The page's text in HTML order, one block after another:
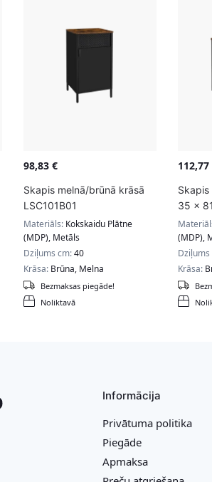
98,83€
Skapis melnā/brūnā krāsā
LSC101B01
Materiāls: Kokskaidu Plātne
(MDP), Metāls
Dziļums cm:40
Krāsa: Brūna, Melna
Noliktavā
Bezmaksas piegāde!
112,77
35 x
(MDP),
Dziļums
Krāsa:
Informācija
Privātuma politika
Piegāde
Apmaksa